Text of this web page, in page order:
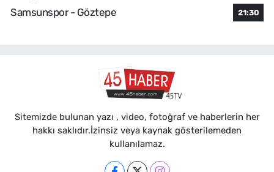
Samsunspor - Göztepe
21:30
Sitemizde bulunan yazı , video, fotoğraf ve haberlerin her
hakkı saklıdır.İzinsiz veya kaynak gösterilemeden
kullanılamaz.